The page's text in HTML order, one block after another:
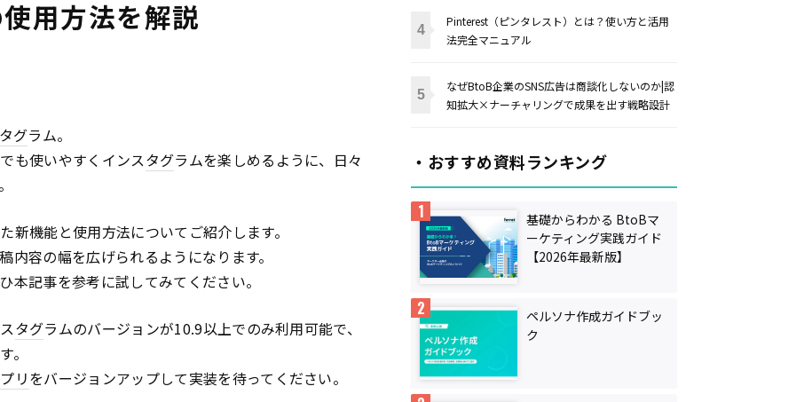
用方法を解説
タグラム。
も使いやすくインスタグラムを楽しめるように、日々
新機能と使用方法についてご紹介します。
内容の幅を広げられるようになります。
本記事を参考に試してみてください。
タグラムのバージョンが10.9以上でのみ利用可能で、
。
リをバージョンアップして実装を待ってください。
Pinterest（ピンタレスト）とは？使い方と活用
法完全マニュアル
なぜBtoB企業のSNS広告は商談化しないのか|認
知拡大×ナーチャリングで成果を出す戦略設計
・おすすめ資料ランキング
基礎からわかる BtoBマ
ーケティング実践ガイド
【2026年最新版】
ペルソナ作成ガイドブッ
ク